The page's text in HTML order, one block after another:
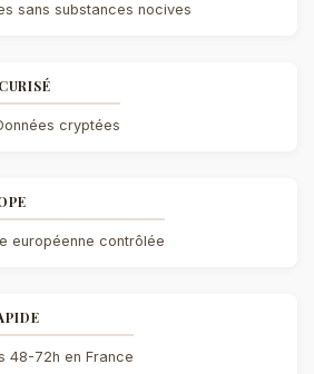
sans substances nocives
cryptées
européenne contrôlée
48-72h en France